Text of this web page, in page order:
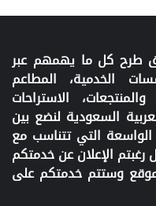
طرح كل ما يهمهم عبر
الخدمية، المطاعم
الاستراحات
السعودية لنضع بين
التي تتناسب مع
الإعلان عن خدمتكم
وستتم خدمتكم على